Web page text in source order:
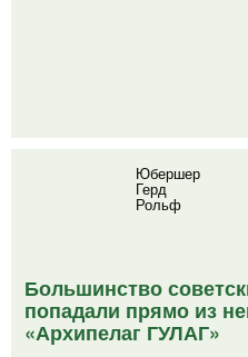
Юбершер
Герд
Рольф
Большинство
попадали прямо из
«Архипелаг ГУЛАГ»